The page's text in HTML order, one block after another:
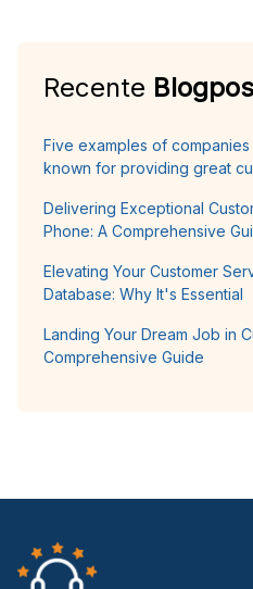
Recente
Five examples of
known for providing great
Delivering Exceptional
Phone: A Comprehensive
Elevating Your Customer
Database: Why It's Essential
Landing Your Dream Job in
Comprehensive Guide